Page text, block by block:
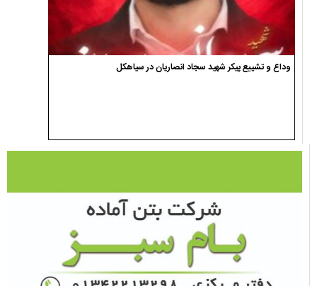
وداع و تشییع پیکر شهید سجاد انصاریان در سیاهکل